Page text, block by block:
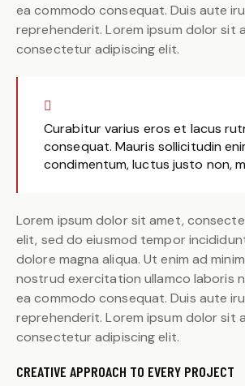
ea commodo consequat. Duis aute
reprehenderit. Lorem ipsum dolor sit
consectetur adipiscing elit.
Curabitur varius eros et lacus
consequat. Mauris sollicitudin
condimentum, luctus justo non,
Lorem ipsum dolor sit amet,
elit, sed do eiusmod tempor
dolore magna aliqua. Ut enim ad
nostrud exercitation ullamco laboris
ea commodo consequat. Duis aute
reprehenderit. Lorem ipsum dolor sit
consectetur adipiscing elit.
CREATIVE APPROACH TO EVERY PROJECT